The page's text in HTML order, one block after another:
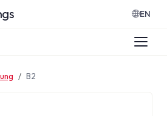
EN
B2